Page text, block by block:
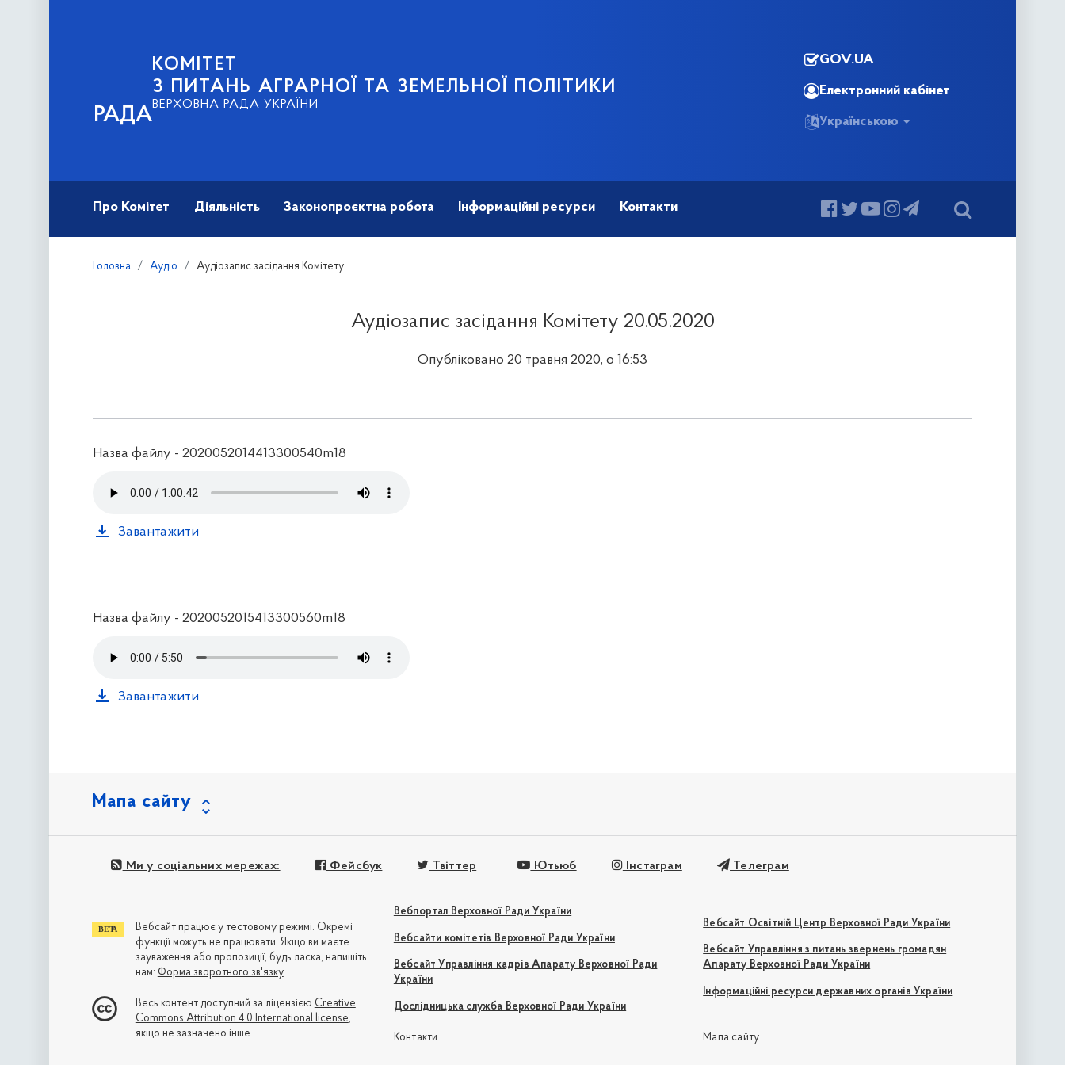
РАДА
КОМІТЕТ
З ПИТАНЬ АГРАРНОЇ ТА ЗЕМЕЛЬНОЇ ПОЛІТИКИ
ВЕРХОВНА РАДА УКРАЇНИ
GOV.UA
Електронний кабінет
Українською
Про Комітет Діяльність Законопроєктна робота Інформаційні ресурси Контакти
Головна Аудіо Аудіозапис засідання Комітету
Аудіозапис засідання Комітету 20.05.2020
Опубліковано 20 травня 2020, о 16:53
Назва файлу - 2020052014413300540m18
Завантажити
Назва файлу - 2020052015413300560m18
Завантажити
Мапа сайту
Ми у соціальних мережах: Фейсбук Твіттер Ютьюб Інстаграм Телеграм
Вебпортал Верховної Ради України
Вебсайти комітетів Верховної Ради України
Вебсайт Управління кадрів Апарату Верховної Ради
України
Дослідницька служба Верховної Ради України
Вебсайт Освітній Центр Верховної Ради України
Вебсайт Управління з питань звернень громадян
Апарату Верховної Ради України
Інформаційні ресурси державних органів України
Контакти Мапа сайту
Вебсайт працює у тестовому режимі. Окремі
функції можуть не працювати. Якщо ви маєте
зауваження або пропозиції, будь ласка, напишіть
нам: Форма зворотного зв'язку
Весь контент доступний за ліцензією Creative
Commons Attribution 4.0 International license,
якщо не зазначено інше